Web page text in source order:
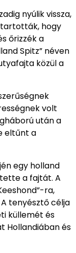
nyúlik vissza,
hogy
őrizzék a
Spitz” néven
közül a
volt
után a
eltűnt a
egy holland
a fajtát. A
ra,
tenyésztő célja
küllemét és
Hollandiában és